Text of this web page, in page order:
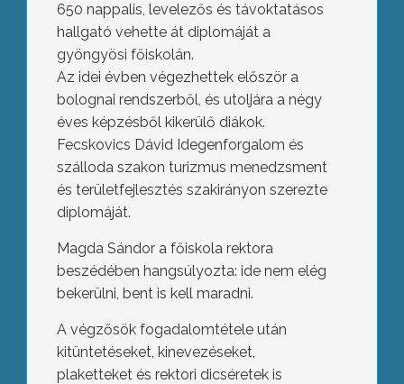
650 nappalis, levelezős és távoktatásos
hallgató vehette át diplomáját a
gyöngyösi főiskolán.
Az idei évben végezhettek először a
bolognai rendszerből, és utoljára a négy
éves képzésből kikerülő diákok.
Fecskovics Dávid Idegenforgalom és
szálloda szakon turizmus menedzsment
és területfejlesztés szakirányon szerezte
diplomáját.
Magda Sándor a főiskola rektora
beszédében hangsúlyozta: ide nem elég
bekerülni, bent is kell maradni.
A végzősök fogadalomtétele után
kitüntetéseket, kinevezéseket,
plaketteket és rektori dicséretek is